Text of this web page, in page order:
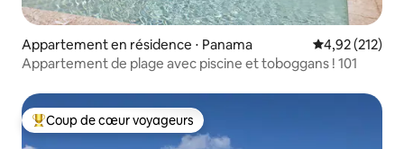
Appartement en résidence ⋅ Panama Évaluation
4,92 (212)
Appartement de plage avec piscine et toboggans ! 101
Coups de cœur voyageurs les plus appréciés
Coup de cœur voyageurs